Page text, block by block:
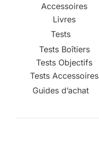
Accessoires
Livres
Tests
Tests Boîtiers
Tests Objectifs
Tests Accessoires
Guides d’achat